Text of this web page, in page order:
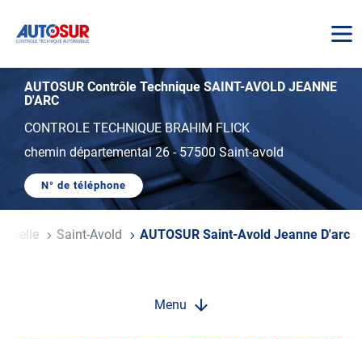
AUTOSUR
AUTOSUR Contrôle Technique SAINT-AVOLD JEANNE
D'ARC
CONTROLE TECHNIQUE BRAHIM FLICK
chemin départemental 26 -57500 Saint-avold
N° de téléphone
AFFICHER
DE
TÉLÉPHONE
Saint-Avold AUTOSUR Saint-Avold Jeanne D'arc
Menu